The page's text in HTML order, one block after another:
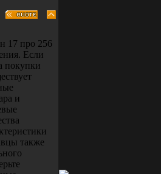
17 про 256
Если
покупки
и
также